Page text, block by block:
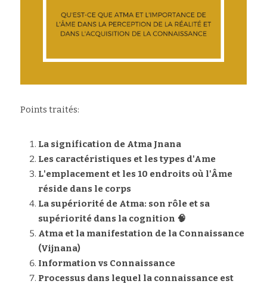
Points traités:
La signification de Atma Jnana
Les caractéristiques et les types d'Ame
L'emplacement et les 10 endroits où l'Âme
réside dans le corps
La supériorité de Atma: son rôle et sa
supériorité dans la cognition 🧠
Atma et la manifestation de la Connaissance
(Vijnana)
Information vs Connaissance
Processus dans lequel la connaissance est